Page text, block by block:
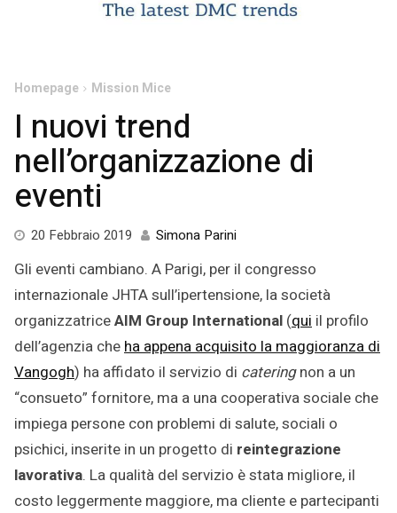
Homepage Mission Mice
I nuovi trend
nell’organizzazione di
eventi
20 Febbraio 2019 13
2020
Simona Parini
Gli eventi cambiano. A Parigi, per il congresso
internazionale JHTA sull’ipertensione, la società
organizzatriceAIM Group International (qui il profilo
dell’agenzia cheha appena acquisito la maggioranza di
Vangogh) ha affidato il servizio di cateringnon a un
“consueto” fornitore, ma a una cooperativa sociale che
impiega persone con problemi di salute, sociali o
psichici, inserite in un progetto di reintegrazione
lavorativa. La qualità del servizio è stata migliore, il
costo leggermente maggiore, ma cliente e partecipanti